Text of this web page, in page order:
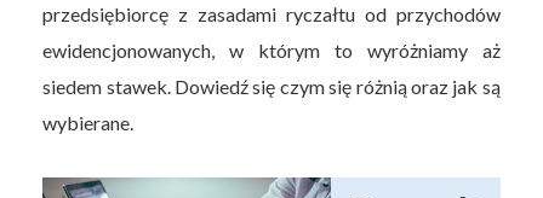
przedsiębiorcę z zasadami ryczałtu od przychodów
ewidencjonowanych, w którym to wyróżniamy aż
siedem stawek. Dowiedź się czym się różnią oraz jak są
wybierane.